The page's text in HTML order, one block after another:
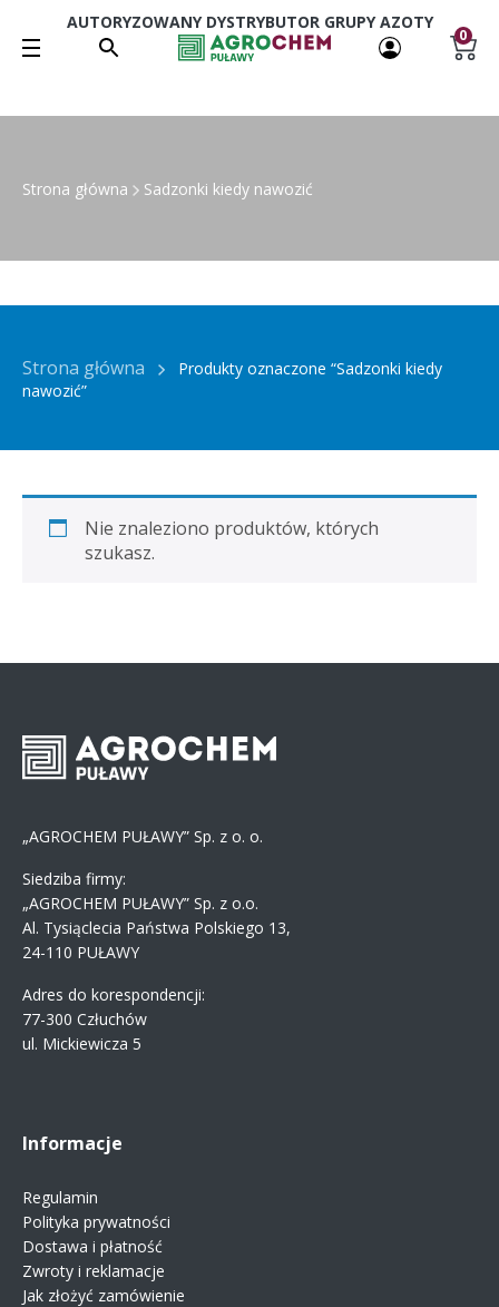
AUTORYZOWANY DYSTRYBUTOR GRUPY AZOTY
0
Strona główna Sadzonki kiedy nawozić
Strona główna
Produkty oznaczone “Sadzonki kiedy
nawozić”
Nie znaleziono produktów, których
szukasz.
„AGROCHEM PUŁAWY” Sp. z o. o.
Siedziba firmy:
„AGROCHEM PUŁAWY” Sp. z o.o.
Al. Tysiąclecia Państwa Polskiego 13,
24-110 PUŁAWY
Adres do korespondencji:
77-300 Człuchów
ul. Mickiewicza 5
Informacje
Regulamin
Polityka prywatności
Dostawa i płatność
Zwroty i reklamacje
Jak złożyć zamówienie